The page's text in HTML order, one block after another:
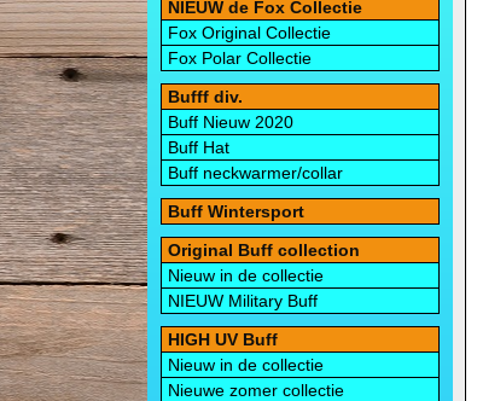
NIEUW de Fox Collectie
Fox Original Collectie
Fox Polar Collectie
Bufff div.
Buff Nieuw 2020
Buff Hat
Buff neckwarmer/collar
Buff Wintersport
Original Buff collection
Nieuw in de collectie
NIEUW Military Buff
HIGH UV Buff
Nieuw in de collectie
Nieuwe zomer collectie